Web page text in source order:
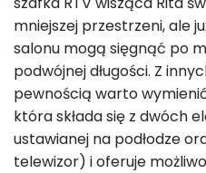
mniejszej przestrzeni, ale
salonu mogą sięgnąć po
podwójnej długości. Z
pewnością warto
która składa się z dwóch
ustawianej na podłodze
telewizor) i oferuje